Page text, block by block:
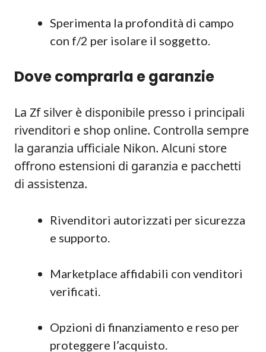
Sperimenta la profondità di campo
con f/2 per isolare il soggetto.
Dove comprarla e garanzie
La Zf silver è disponibile presso i principali
rivenditori e shop online. Controlla sempre
la garanzia ufficiale Nikon. Alcuni store
offrono estensioni di garanzia e pacchetti
di assistenza.
Rivenditori autorizzati per sicurezza
e supporto.
Marketplace affidabili con venditori
verificati.
Opzioni di finanziamento e reso per
proteggere l’acquisto.